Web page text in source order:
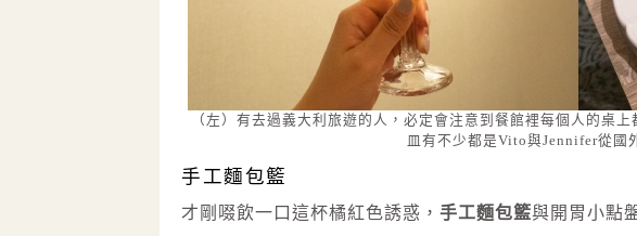
（左）有去過義大利旅遊的人，必定會注意到餐館裡每個人的桌
皿有不少都是Vito與Jennifer從國
手工麵包籃
才剛啜飲一口這杯橘紅色誘惑， 手工麵包籃與開胃小點